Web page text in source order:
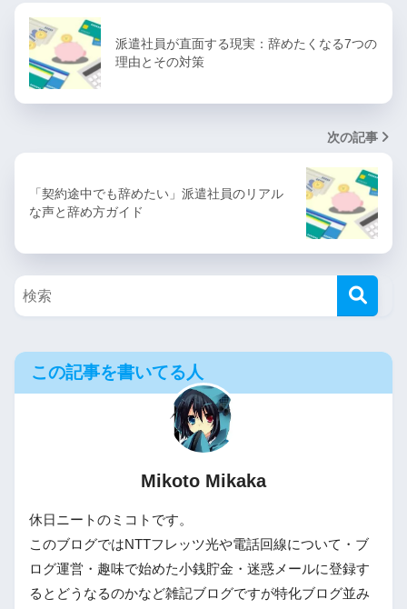
派遣社員が直面する現実：辞めたくなる7つの
理由とその対策
次の記事
「契約途中でも辞めたい」派遣社員のリアル
な声と辞め方ガイド
この記事を書いてる人
Mikoto Mikaka
休日ニートのミコトです。
このブログではNTTフレッツ光や電話回線について・ブ
ログ運営・趣味で始めた小銭貯金・迷惑メールに登録す
るとどうなるのかなど雑記ブログですが特化ブログ並み